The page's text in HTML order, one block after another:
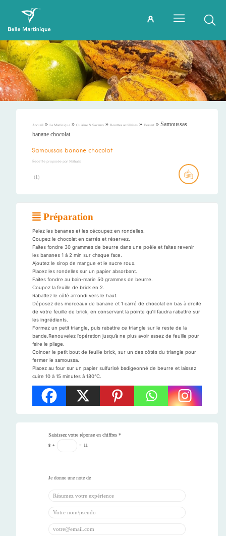
Accueil » La Martinique » Cuisine & Saveurs » Recettes antillaises » Dessert » Samoussas
banane chocolat
Samoussas banane chocolat
Recette proposée par Nathalie
(1)
Préparation
Pelez les bananes et les cécoupez en rondelles.
Coupez le chocolat en carrés et réservez.
Faites fondre 30 grammes de beurre dans une poêle et faites revenir
les bananes 1 à 2 min sur chaque face.
Ajoutez le sirop de mangue et le sucre roux.
Placez les rondelles sur un papier absorbant.
Faites fondre au bain-marie 50 grammes de beurre.
Coupez la feuille de brick en 2.
Rabattez le côté arrondi vers le haut.
Déposez des morceaux de banane et 1 carré de chocolat en bas à droite
de votre feuille de brick, en conservant la pointe qu’il faudra rabattre sur
les ingrédients.
Formez un petit triangle, puis rabattre ce triangle sur le reste de la
bande.Renouvelez l’opération jusqu’à ne plus avoir assez de feuille pour
faire le pliage.
Coincer le petit bout de feuille brick, sur un des côtés du triangle pour
fermer le samoussa.
Placez au four sur un papier sulfurisé badigeonné de beurre et laissez
cuire 10 à 15 minutes à 180°C.
Saisissez votre réponse en chiffres *
8 + = 11